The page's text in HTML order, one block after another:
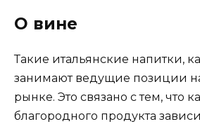
О вине
Такие итальянские напитки,
занимают ведущие позиции
рынке. Это связано с тем, что
благородного продукта